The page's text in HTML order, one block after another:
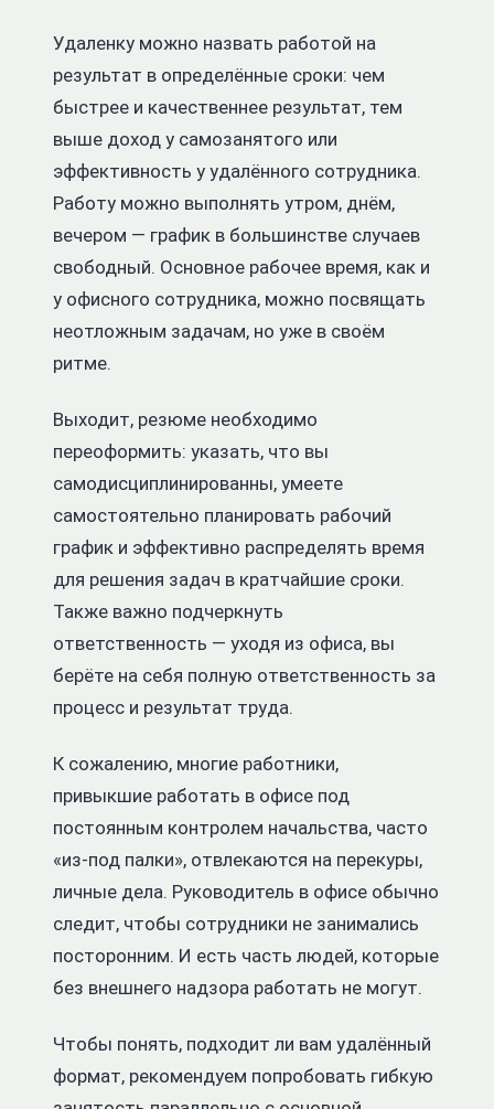
Удаленку можно назвать работой на
результат в определённые сроки: чем
быстрее и качественнее результат, тем
выше доход у самозанятого или
эффективность у удалённого сотрудника.
Работу можно выполнять утром, днём,
вечером — график в большинстве случаев
свободный. Основное рабочее время, как и
у офисного сотрудника, можно посвящать
неотложным задачам, но уже в своём
ритме.
Выходит, резюме необходимо
переоформить: указать, что вы
самодисциплинированны, умеете
самостоятельно планировать рабочий
график и эффективно распределять время
для решения задач в кратчайшие сроки.
Также важно подчеркнуть
ответственность — уходя из офиса, вы
берёте на себя полную ответственность за
процесс и результат труда.
К сожалению, многие работники,
привыкшие работать в офисе под
постоянным контролем начальства, часто
«из-под палки», отвлекаются на перекуры,
личные дела. Руководитель в офисе обычно
следит, чтобы сотрудники не занимались
посторонним. И есть часть людей, которые
без внешнего надзора работать не могут.
Чтобы понять, подходит ли вам удалённый
формат, рекомендуем попробовать гибкую